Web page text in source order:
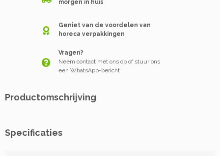
morgen in huis
Geniet van de voordelen van
horeca verpakkingen
Vragen?
Neem contact met ons op of stuur ons
een WhatsApp-bericht
Productomschrijving
Specificaties